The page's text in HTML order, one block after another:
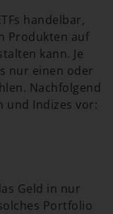
handelbar,
Produkten auf
kann. Je
nur einen oder
Nachfolgend
und Indizes vor:
Geld in nur
Portfolio